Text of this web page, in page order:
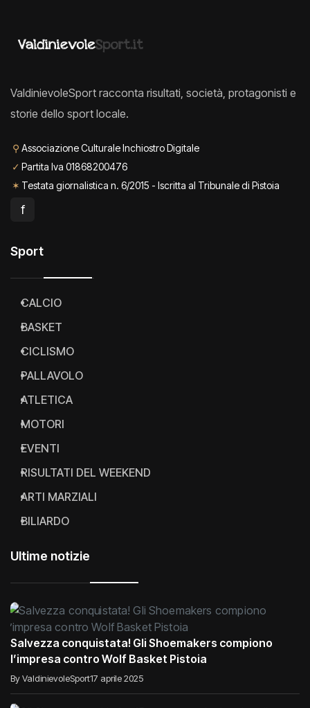
ValdinievoleSport racconta risultati, società, protagonisti e
storie dello sport locale.
⚲ Associazione Culturale Inchiostro Digitale
✓ Partita Iva 01868200476
✶ Testata giornalistica n. 6/2015 - Iscritta al Tribunale di Pistoia
f
Sport
CALCIO
BASKET
CICLISMO
PALLAVOLO
ATLETICA
MOTORI
EVENTI
RISULTATI DEL WEEKEND
ARTI MARZIALI
BILIARDO
Ultime notizie
Salvezza conquistata! Gli Shoemakers compiono
l’impresa contro Wolf Basket Pistoia
By ValdinievoleSport17 aprile 2025